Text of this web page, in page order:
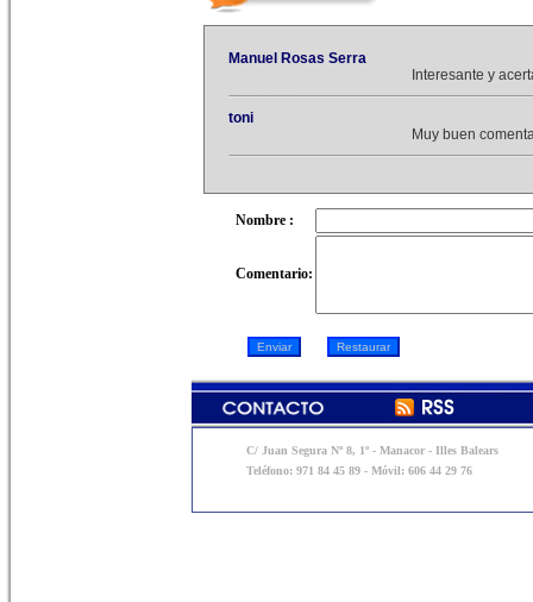
Manuel Rosas Serra
Interesante y
toni
Muy buen
Nombre :
Comentario:
C/ Juan Segura Nº 8, 1º - Manacor - Illes Balears
Teléfono: 971 84 45 89 - Móvil: 606 44 29 76